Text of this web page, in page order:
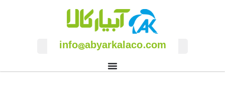
info@abyarkalaco.com